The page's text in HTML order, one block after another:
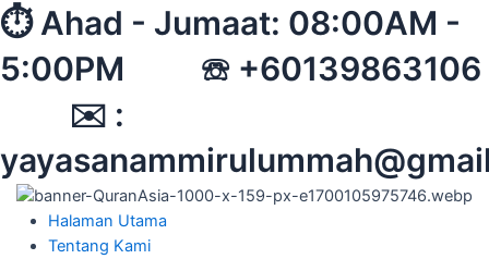
Skip
to
content
⏱︎ Ahad - Jumaat: 08:00AM -
5:00PM ☏ +60139863106
✉︎ :
Halaman Utama
Tentang Kami